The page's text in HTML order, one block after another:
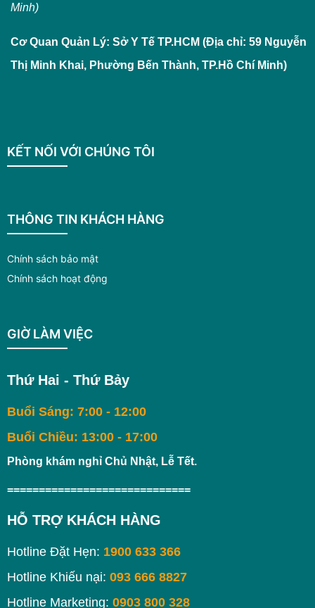
Minh)
Cơ Quan Quản Lý: Sở Y Tế TP.HCM (Địa chỉ: 59 Nguyễn
Thị Minh Khai, Phường Bến Thành, TP.Hồ Chí Minh)
KẾT NỐI VỚI CHÚNG TÔI
THÔNG TIN KHÁCH HÀNG
Chính sách bảo mật
Chính sách hoạt động
GIỜ LÀM VIỆC
Thứ Hai - Thứ Bảy
Buổi Sáng: 7:00 - 12:00
Buổi Chiều: 13:00 - 17:00
Phòng khám nghỉ Chủ Nhật, Lễ Tết.
=============================
HỖ TRỢ KHÁCH HÀNG
Hotline Đặt Hẹn: 1900 633 366
Hotline Khiếu nại: 093 666 8827
Hotline Marketing: 0903 800 328